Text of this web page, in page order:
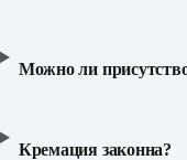
Можно ли
Кремация законна?